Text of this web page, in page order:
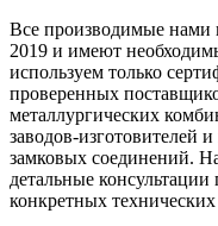
Все производимые нами
2019 и имеют
используем только
проверенных
металлургических
заводов-изготовителей
замковых соединений.
детальные
конкретных